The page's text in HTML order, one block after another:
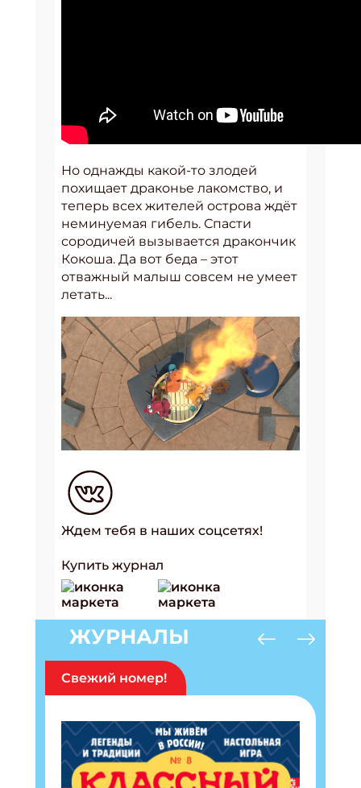
Но однажды какой-то злодей
похищает драконье лакомство, и
теперь всех жителей острова ждёт
неминуемая гибель. Спасти
сородичей вызывается дракончик
Кокоша. Да вот беда – этот
отважный малыш совсем не умеет
летать...
Ждем тебя в наших соцсетях!
Купить журнал
ЖУРНАЛЫ
Свежий номер!